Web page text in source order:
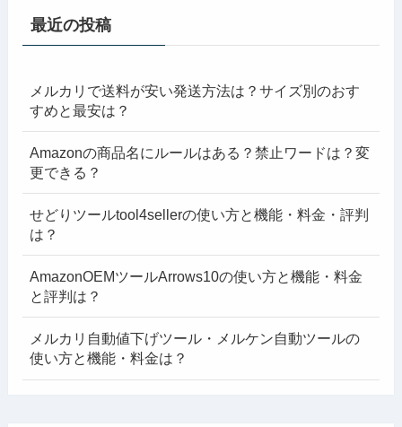
最近の投稿
メルカリで送料が安い発送方法は？サイズ別のおす
すめと最安は？
Amazonの商品名にルールはある？禁止ワードは？変
更できる？
せどりツールtool4sellerの使い方と機能・料金・評判
は？
AmazonOEMツールArrows10の使い方と機能・料金
と評判は？
メルカリ自動値下げツール・メルケン自動ツールの
使い方と機能・料金は？